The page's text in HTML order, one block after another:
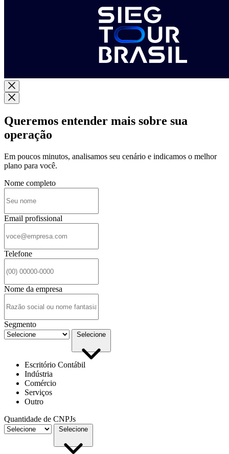
Queremos entender mais sobre sua
operação
Em poucos minutos, analisamos seu cenário e indicamos o melhor
plano para você.
Nome completo
Email profissional
Telefone
Nome da empresa
Segmento
Selecione
Escritório Contábil
Indústria
Comércio
Serviços
Outro
Quantidade de CNPJs
Selecione